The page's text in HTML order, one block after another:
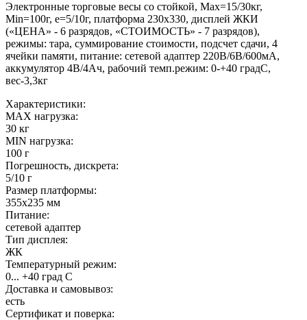
Электронные торговые весы со стойкой, Max=15/30кг,
Min=100г, e=5/10г, платформа 230х330, дисплей ЖКИ
(«ЦЕНА» - 6 разрядов, «СТОИМОСТЬ» - 7 разрядов),
режимы: тара, суммирование стоимости, подсчет сдачи, 4
ячейки памяти, питание: сетевой адаптер 220В/6В/600мА,
аккумулятор 4В/4Ач, рабочий темп.режим: 0-+40 градС,
вес-3,3кг
Характеристики:
MAX нагрузка:
30 кг
MIN нагрузка:
100 г
Погрешность, дискрета:
5/10 г
Размер платформы:
355х235 мм
Питание:
сетевой адаптер
Тип дисплея:
ЖК
Температурный режим:
0... +40 град С
Доставка и самовывоз:
есть
Сертификат и поверка: